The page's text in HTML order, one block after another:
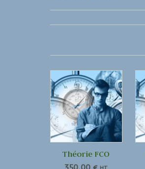
Théorie FCO